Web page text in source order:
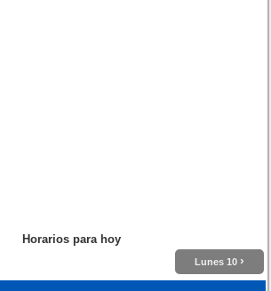
Horarios para hoy
Lunes 10 ›